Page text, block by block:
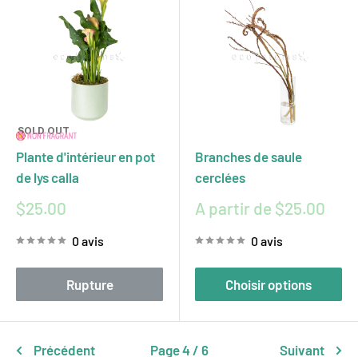
SOLD OUT
Plante d'intérieur en pot
de lys calla
Prix
$25.00
0 avis
Rupture
Branches de saule
cerclées
Prix
réduit
A partir de $25.00
0 avis
Choisir options
Précédent Page 4 / 6 Suivant